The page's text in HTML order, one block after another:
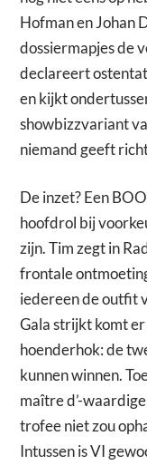
Hofman en Johan
dossiermapjes de
declareert
en kijkt
showbizzvariant
niemand geeft
De inzet? Een
hoofdrol bij
zijn. Tim zegt in
frontale
iedereen de outfit
Gala strijkt komt er
hoenderhok: de
kunnen winnen.
maître d’-
trofee niet zou
Intussen is VI